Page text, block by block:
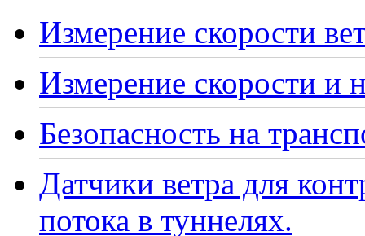
Измерение скорости
Измерение скорости и
Безопасность на
Датчики ветра для
потока в туннелях.